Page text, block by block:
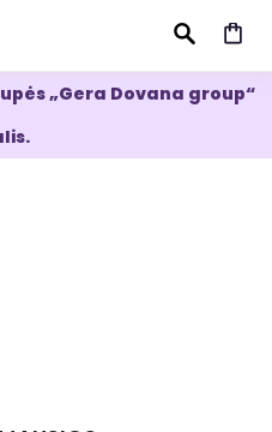
IEŠKOTI
„Gera Dovana group“